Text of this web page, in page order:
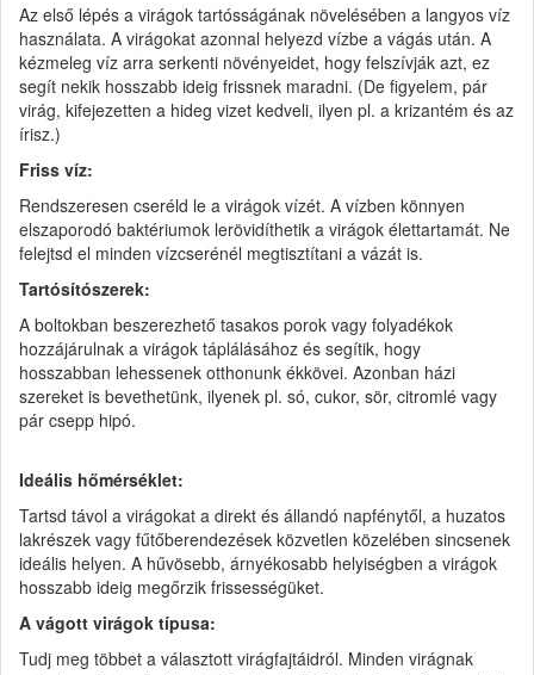
Az első lépés a virágok tartósságának növelésében a langyos víz
használata. A virágokat azonnal helyezd vízbe a vágás után. A
kézmeleg víz arra serkenti növényeidet, hogy felszívják azt, ez
segít nekik hosszabb ideig frissnek maradni. (De figyelem, pár
virág, kifejezetten a hideg vizet kedveli, ilyen pl. a krizantém és az
írisz.)
Friss víz:
Rendszeresen cseréld le a virágok vízét. A vízben könnyen
elszaporodó baktériumok lerövidíthetik a virágok élettartamát. Ne
felejtsd el minden vízcserénél megtisztítani a vázát is.
Tartósítószerek:
A boltokban beszerezhető tasakos porok vagy folyadékok
hozzájárulnak a virágok táplálásához és segítik, hogy
hosszabban lehessenek otthonunk ékkövei. Azonban házi
szereket is bevethetünk, ilyenek pl. só, cukor, sör, citromlé vagy
pár csepp hipó.
Ideális hőmérséklet:
Tartsd távol a virágokat a direkt és állandó napfénytől, a huzatos
lakrészek vagy fűtőberendezések közvetlen közelében sincsenek
ideális helyen. A hűvösebb, árnyékosabb helyiségben a virágok
hosszabb ideig megőrzik frissességüket.
A vágott virágok típusa:
Tudj meg többet a választott virágfajtáidról. Minden virágnak